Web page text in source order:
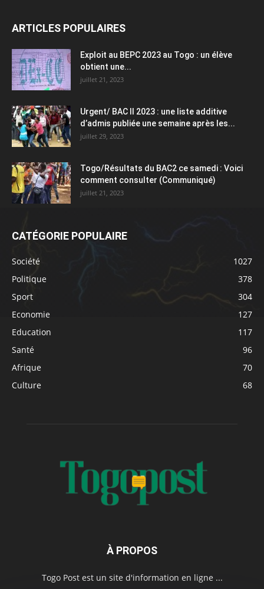
ARTICLES POPULAIRES
Exploit au BEPC 2023 au Togo : un élève
obtient une...
juillet 21, 2023
Urgent/ BAC II 2023 : une liste additive
d’admis publiée une semaine après les...
juillet 29, 2023
Togo/Résultats du BAC2 ce samedi : Voici
comment consulter (Communiqué)
juillet 21, 2023
CATÉGORIE POPULAIRE
Société
1027
Politique
378
Sport
304
Economie
127
Education
117
Santé
96
Afrique
70
Culture
68
À PROPOS
Togo Post est un site d'information en ligne ...